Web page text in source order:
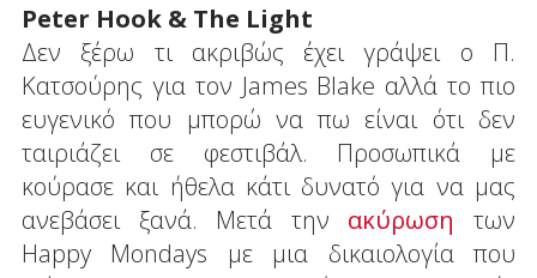
Peter Hook & The Light
Δεν ξέρω τι ακριβώς έχει γράψει ο Π.
Κατσούρης για τον James Blake αλλά το πιο
ευγενικό που μπορώ να πω είναι ότι δεν
ταιριάζει σε φεστιβάλ. Προσωπικά με
κούρασε και ήθελα κάτι δυνατό για να μας
ανεβάσει ξανά. Μετά την ακύρωση των
Happy Mondays με μια δικαιολογία που